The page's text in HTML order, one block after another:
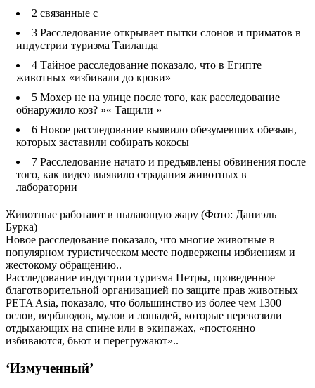
2 связанные с
3 Расследование открывает пытки слонов и приматов в
индустрии туризма Таиланда
4 Тайное расследование показало, что в Египте
животных «избивали до крови»
5 Мохер не на улице после того, как расследование
обнаружило коз? »« Тащили »
6 Новое расследование выявило обезумевших обезьян,
которых заставили собирать кокосы
7 Расследование начато и предъявлены обвинения после
того, как видео выявило страдания животных в
лаборатории
Животные работают в пылающую жару (Фото: Даниэль
Бурка)
Новое расследование показало, что многие животные в
популярном туристическом месте подвержены избиениям и
жестокому обращению..
Расследование индустрии туризма Петры, проведенное
благотворительной организацией по защите прав животных
PETA Asia, показало, что большинство из более чем 1300
ослов, верблюдов, мулов и лошадей, которые перевозили
отдыхающих на спине или в экипажах, «постоянно
избиваются, бьют и перегружают»..
‘Измученный’